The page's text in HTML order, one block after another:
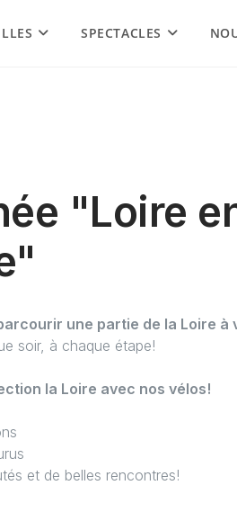
SPECTACLES
"Loire
une partie de la Loire à
soir, à chaque étape!
la Loire avec nos vélos!
et de belles rencontres!